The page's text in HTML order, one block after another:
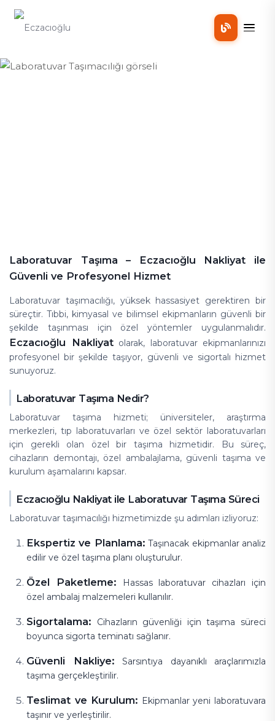
Mobil
⁠⁠Laboratuvar Taşımacılığı
Laboratuvar Taşıma – Eczacıoğlu Nakliyat ile
Güvenli ve Profesyonel Hizmet
Laboratuvar taşımacılığı, yüksek hassasiyet gerektiren bir
süreçtir. Tıbbi, kimyasal ve bilimsel ekipmanların güvenli bir
şekilde taşınması için özel yöntemler uygulanmalıdır.
Eczacıoğlu Nakliyatolarak, laboratuvar ekipmanlarınızı
profesyonel bir şekilde taşıyor, güvenli ve sigortalı hizmet
sunuyoruz.
Laboratuvar Taşıma Nedir?
Laboratuvar taşıma hizmeti; üniversiteler, araştırma
merkezleri, tıp laboratuvarları ve özel sektör laboratuvarları
için gerekli olan özel bir taşıma hizmetidir. Bu süreç,
cihazların demontajı, özel ambalajlama, güvenli taşıma ve
kurulum aşamalarını kapsar.
Eczacıoğlu Nakliyat ile Laboratuvar Taşıma Süreci
Laboratuvar taşımacılığı hizmetimizde şu adımları izliyoruz:
Ekspertiz ve Planlama: Taşınacak ekipmanlar analiz
edilir ve özel taşıma planı oluşturulur.
Özel Paketleme: Hassas laboratuvar cihazları için
özel ambalaj malzemeleri kullanılır.
Sigortalama: Cihazların güvenliği için taşıma süreci
boyunca sigorta teminatı sağlanır.
Güvenli Nakliye: Sarsıntıya dayanıklı araçlarımızla
taşıma gerçekleştirilir.
Teslimat ve Kurulum: Ekipmanlar yeni laboratuvara
taşınır ve yerleştirilir.